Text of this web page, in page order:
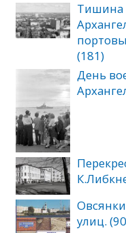
Тишина
(181)
День
улиц.